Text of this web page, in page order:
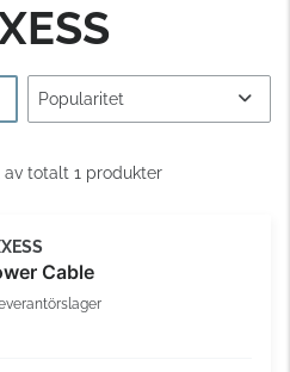
av totalt 1 produkter
Cable